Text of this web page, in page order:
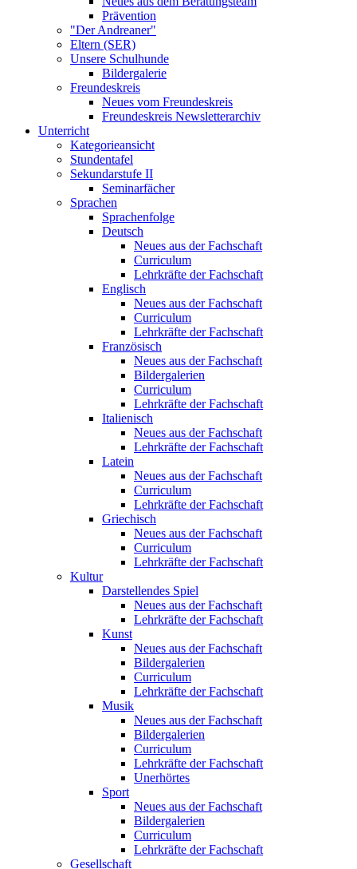
Prävention
"Der Andreaner"
Eltern (SER)
Unsere Schulhunde
Bildergalerie
Freundeskreis
Neues vom Freundeskreis
Freundeskreis Newsletterarchiv
Unterricht
Kategorieansicht
Stundentafel
Sekundarstufe II
Seminarfächer
Sprachen
Sprachenfolge
Deutsch
Neues aus der Fachschaft
Curriculum
Lehrkräfte der Fachschaft
Englisch
Neues aus der Fachschaft
Curriculum
Lehrkräfte der Fachschaft
Französisch
Neues aus der Fachschaft
Bildergalerien
Curriculum
Lehrkräfte der Fachschaft
Italienisch
Neues aus der Fachschaft
Lehrkräfte der Fachschaft
Latein
Neues aus der Fachschaft
Curriculum
Lehrkräfte der Fachschaft
Griechisch
Neues aus der Fachschaft
Curriculum
Lehrkräfte der Fachschaft
Kultur
Darstellendes Spiel
Neues aus der Fachschaft
Lehrkräfte der Fachschaft
Kunst
Neues aus der Fachschaft
Bildergalerien
Curriculum
Lehrkräfte der Fachschaft
Musik
Neues aus der Fachschaft
Bildergalerien
Curriculum
Lehrkräfte der Fachschaft
Unerhörtes
Sport
Neues aus der Fachschaft
Bildergalerien
Curriculum
Lehrkräfte der Fachschaft
Gesellschaft